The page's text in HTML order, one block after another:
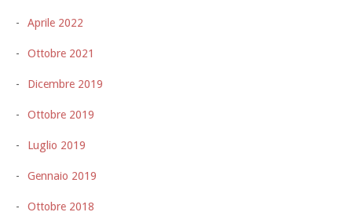
Aprile 2022
Ottobre 2021
Dicembre 2019
Ottobre 2019
Luglio 2019
Gennaio 2019
Ottobre 2018